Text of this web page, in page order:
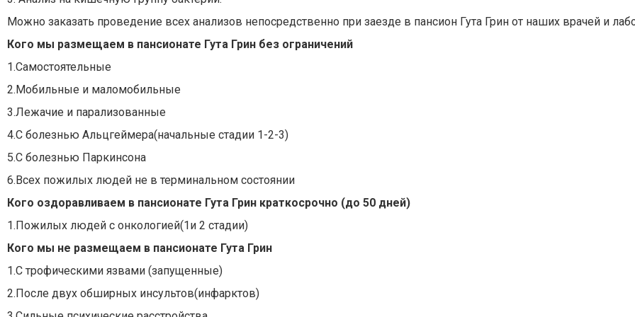
Можно заказать проведение всех анализов непосредственно при заезде в пансион Гута Грин от наших врачей и
Кого мы размещаем в пансионате Гута Грин без ограничений
1.Самостоятельные
2.Мобильные и маломобильные
3.Лежачие и парализованные
4.С болезнью Альцгеймера(начальные стадии 1-2-3)
5.С болезнью Паркинсона
6.Всех пожилых людей не в терминальном состоянии
Кого оздоравливаем в пансионате Гута Грин краткосрочно (до 50 дней)
1.Пожилых людей с онкологией(1и 2 стадии)
Кого мы не размещаем в пансионате Гута Грин
1.С трофическими язвами (запущенные)
2.После двух обширных инсультов(инфарктов)